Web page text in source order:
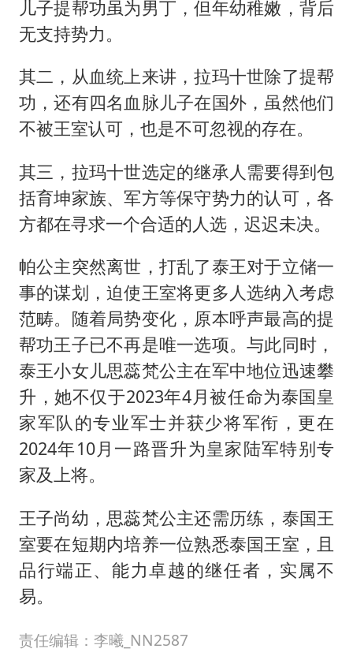
儿子提帮功虽为男丁，但年幼稚嫩，背后
无支持势力。
其二，从血统上来讲，拉玛十世除了提帮
功，还有四名血脉儿子在国外，虽然他们
不被王室认可，也是不可忽视的存在。
其三，拉玛十世选定的继承人需要得到包
括育坤家族、军方等保守势力的认可，各
方都在寻求一个合适的人选，迟迟未决。
帕公主突然离世，打乱了泰王对于立储一
事的谋划，迫使王室将更多人选纳入考虑
范畴。随着局势变化，原本呼声最高的提
帮功王子已不再是唯一选项。与此同时，
泰王小女儿思蕊梵公主在军中地位迅速攀
升，她不仅于2023年4月被任命为泰国皇
家军队的专业军士并获少将军衔，更在
2024年10月一路晋升为皇家陆军特别专
家及上将。
王子尚幼，思蕊梵公主还需历练，泰国王
室要在短期内培养一位熟悉泰国王室，且
品行端正、能力卓越的继任者，实属不
易。
责任编辑：李曦_NN2587